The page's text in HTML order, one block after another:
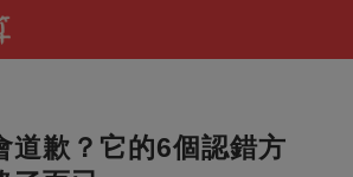
道歉？它的6個認錯方